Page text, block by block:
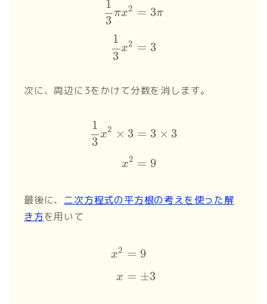
1
3
πx2
1
3
x2
=
=
3π
3
次に、両辺に3をかけて分数を消します。
1
3
x2 × 3
x2
=
=
3 × 3
9
最後に、 二次方程式の平方根の考えを使った解
き方を用いて
x2
x
=
=
9
±3